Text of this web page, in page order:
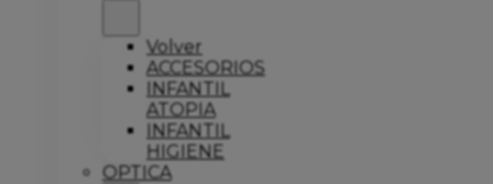
Volver
ACCESORIOS
INFANTIL
ATOPIA
INFANTIL
HIGIENE
OPTICA